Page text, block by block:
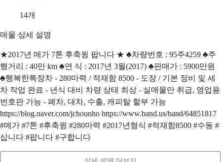
14개
매물 상세 설명
★2017년 메가 7톤 후축윙 팝니다 ★ ♣차량번호 : 95주4259 ♣주
행거리 : 40만 km ♣연 식 : 2017년 3월(2017) ♣판매가 : 5900만원
♣행복한특장차 - 280마력 / 적재함 8500 - 도장 / 기본 정비 및 세
차 작업 완료 - 년식 대비 차량 상태 최상 - 실매물만 취급, 영업용
번호판 가능 - 폐차, 대차, 수출, 캐피탈 할부 가능
https://blog.naver.com/jchounho https://www.band.us/band/64851817
#메가 #7톤 #후축윙 #280마력 #2017년형식 #적재함8500 #수동 #
삽니다 #팝니다 #구합니다